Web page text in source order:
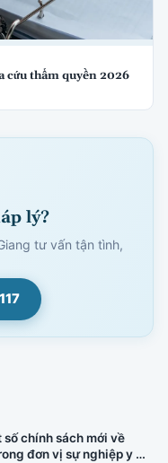
cứu thẩm quyền 2026
lý?
tư vấn tận tình,
chính sách mới về
đơn vị sự nghiệp y tế